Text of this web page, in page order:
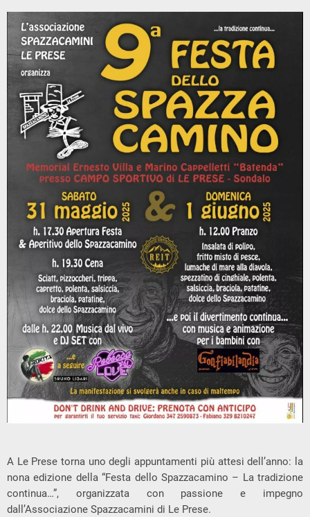
A Le Prese torna uno degli appuntamenti più attesi dell’anno: la
nona edizione della “Festa dello Spazzacamino – La tradizione
continua…”, organizzata con passione e impegno
dall’Associazione Spazzacamini di Le Prese.